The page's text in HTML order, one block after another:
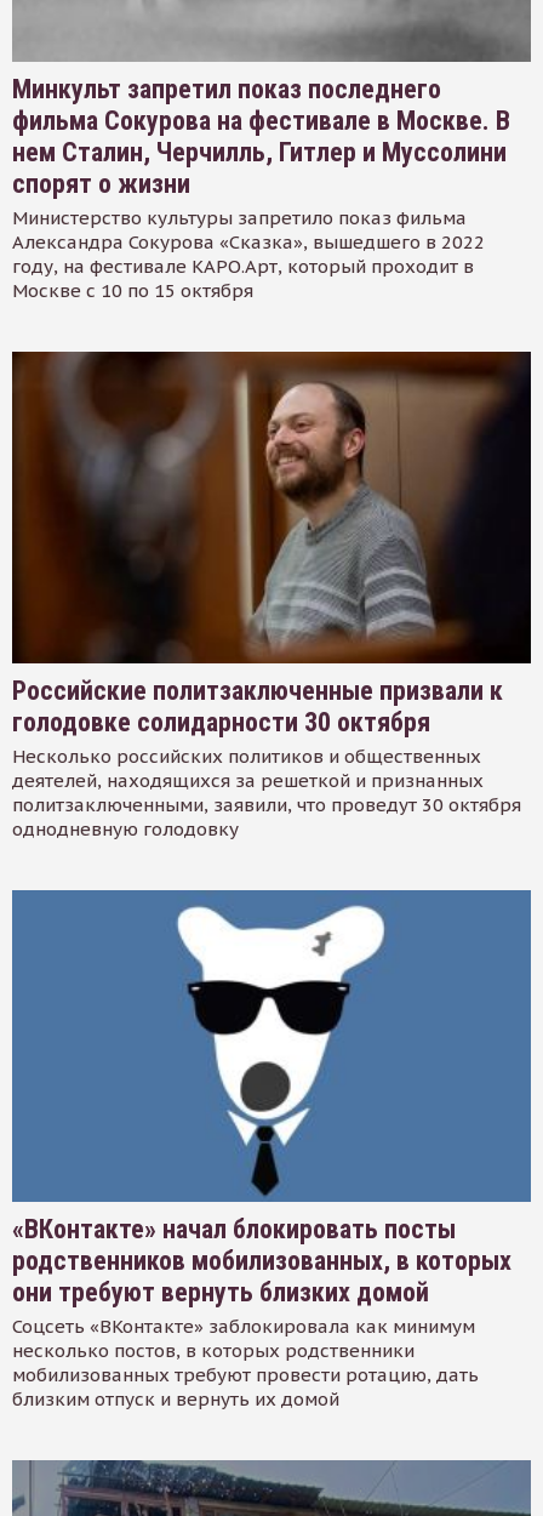
Минкульт запретил показ последнего
фильма Сокурова на фестивале в Москве. В
нем Сталин, Черчилль, Гитлер и Муссолини
спорят о жизни
Министерство культуры запретило показ фильма
Александра Сокурова «Сказка», вышедшего в 2022
году, на фестивале КАРО.Арт, который проходит в
Москве с 10 по 15 октября
Российские политзаключенные призвали к
голодовке солидарности 30 октября
Несколько российских политиков и общественных
деятелей, находящихся за решеткой и признанных
политзаключенными, заявили, что проведут 30 октября
однодневную голодовку
«ВКонтакте» начал блокировать посты
родственников мобилизованных, в которых
они требуют вернуть близких домой
Соцсеть «ВКонтакте» заблокировала как минимум
несколько постов, в которых родственники
мобилизованных требуют провести ротацию, дать
близким отпуск и вернуть их домой